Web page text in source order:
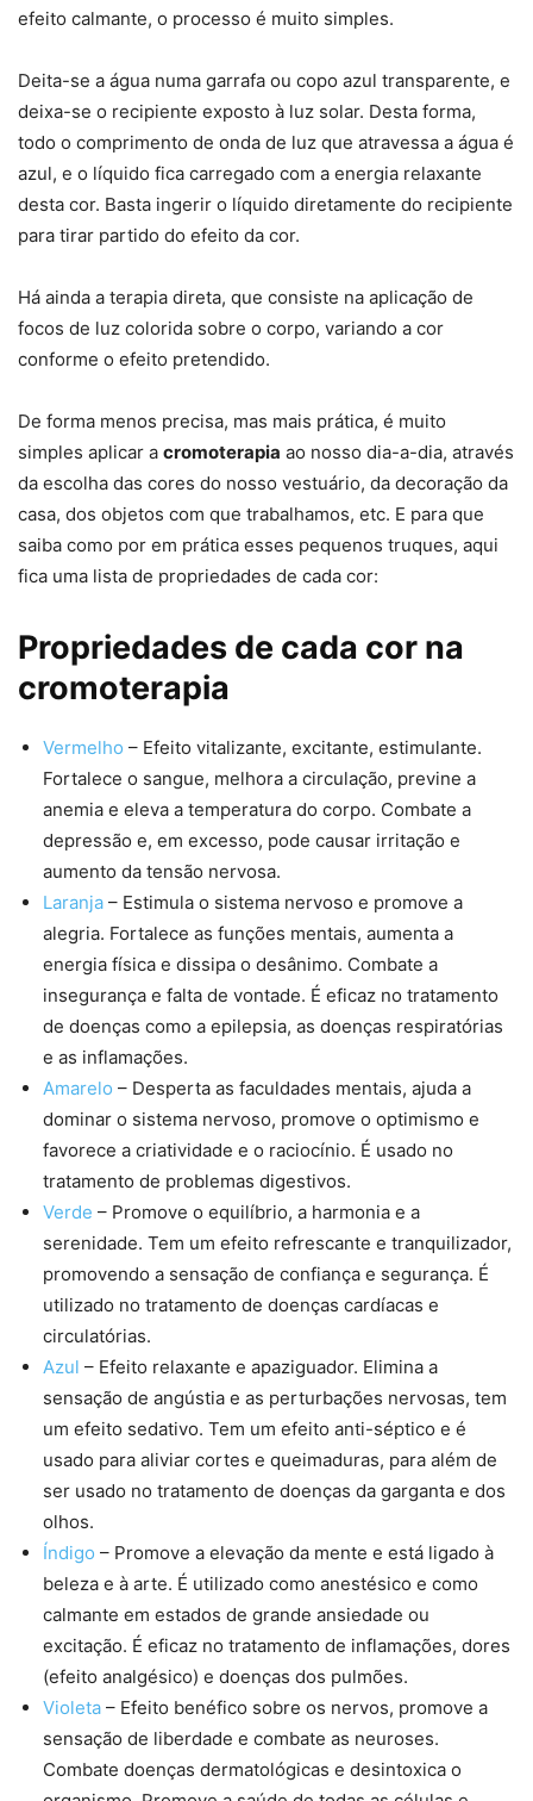
efeito calmante, o processo é muito simples.
Deita-se a água numa garrafa ou copo azul transparente, e
deixa-se o recipiente exposto à luz solar. Desta forma,
todo o comprimento de onda de luz que atravessa a água é
azul, e o líquido fica carregado com a energia relaxante
desta cor. Basta ingerir o líquido diretamente do recipiente
para tirar partido do efeito da cor.
Há ainda a terapia direta, que consiste na aplicação de
focos de luz colorida sobre o corpo, variando a cor
conforme o efeito pretendido.
De forma menos precisa, mas mais prática, é muito
simples aplicar a cromoterapia ao nosso dia-a-dia, através
da escolha das cores do nosso vestuário, da decoração da
casa, dos objetos com que trabalhamos, etc. E para que
saiba como por em prática esses pequenos truques, aqui
fica uma lista de propriedades de cada cor:
Propriedades de cada cor na
cromoterapia
Vermelho – Efeito vitalizante, excitante, estimulante.
Fortalece o sangue, melhora a circulação, previne a
anemia e eleva a temperatura do corpo. Combate a
depressão e, em excesso, pode causar irritação e
aumento da tensão nervosa.
Laranja – Estimula o sistema nervoso e promove a
alegria. Fortalece as funções mentais, aumenta a
energia física e dissipa o desânimo. Combate a
insegurança e falta de vontade. É eficaz no tratamento
de doenças como a epilepsia, as doenças respiratórias
e as inflamações.
Amarelo – Desperta as faculdades mentais, ajuda a
dominar o sistema nervoso, promove o optimismo e
favorece a criatividade e o raciocínio. É usado no
tratamento de problemas digestivos.
Verde – Promove o equilíbrio, a harmonia e a
serenidade. Tem um efeito refrescante e tranquilizador,
promovendo a sensação de confiança e segurança. É
utilizado no tratamento de doenças cardíacas e
circulatórias.
Azul – Efeito relaxante e apaziguador. Elimina a
sensação de angústia e as perturbações nervosas, tem
um efeito sedativo. Tem um efeito anti-séptico e é
usado para aliviar cortes e queimaduras, para além de
ser usado no tratamento de doenças da garganta e dos
olhos.
Índigo – Promove a elevação da mente e está ligado à
beleza e à arte. É utilizado como anestésico e como
calmante em estados de grande ansiedade ou
excitação. É eficaz no tratamento de inflamações, dores
(efeito analgésico) e doenças dos pulmões.
Violeta – Efeito benéfico sobre os nervos, promove a
sensação de liberdade e combate as neuroses.
Combate doenças dermatológicas e desintoxica o